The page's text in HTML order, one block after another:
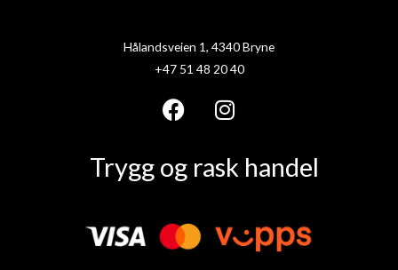
Hålandsveien 1, 4340 Bryne
+47 51 48 20 40
F
c
b
o
I
s
g
Trygg og rask handel